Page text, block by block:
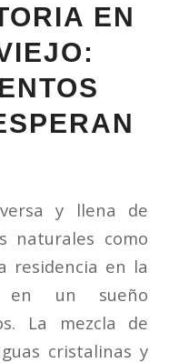
EN
y llena de
naturales como
residencia en la
en un sueño
La mezcla de
cristalinas y